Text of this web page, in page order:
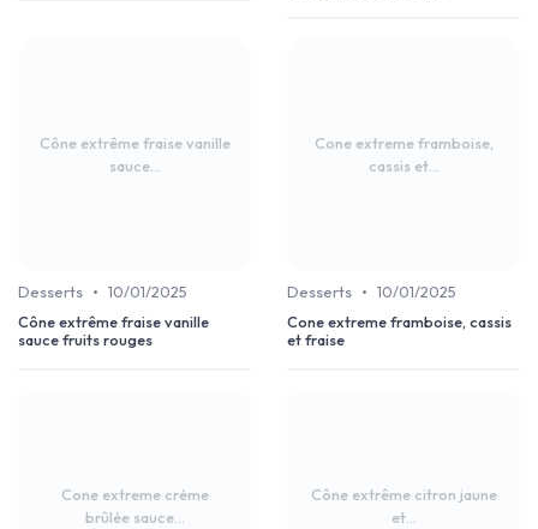
Cône extrême fraise vanille
sauce...
Desserts • 10/01/2025
Cône extrême fraise vanille
sauce fruits rouges
Cone extreme framboise,
cassis et...
Desserts • 10/01/2025
Cone extreme framboise, cassis
et fraise
Cone extreme crème
brûlée sauce...
Cône extrême citron jaune
et...